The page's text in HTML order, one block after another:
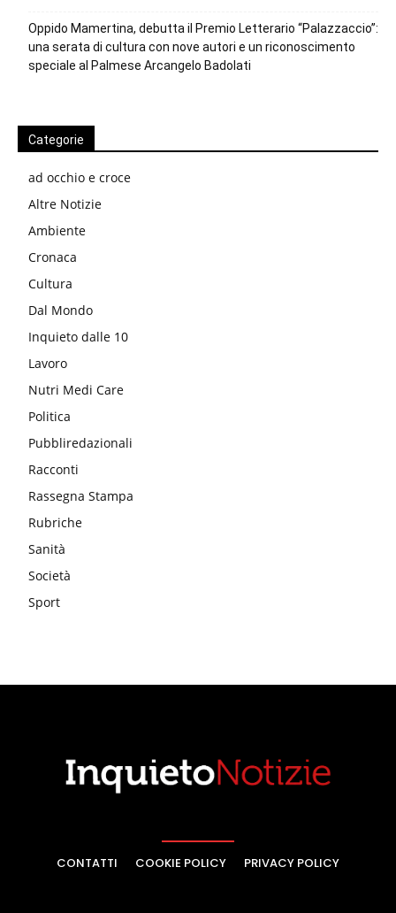
Oppido Mamertina, debutta il Premio Letterario “Palazzaccio”:
una serata di cultura con nove autori e un riconoscimento
speciale al Palmese Arcangelo Badolati
Categorie
ad occhio e croce
Altre Notizie
Ambiente
Cronaca
Cultura
Dal Mondo
Inquieto dalle 10
Lavoro
Nutri Medi Care
Politica
Pubbliredazionali
Racconti
Rassegna Stampa
Rubriche
Sanità
Società
Sport
CONTATTI COOKIE POLICY PRIVACY POLICY